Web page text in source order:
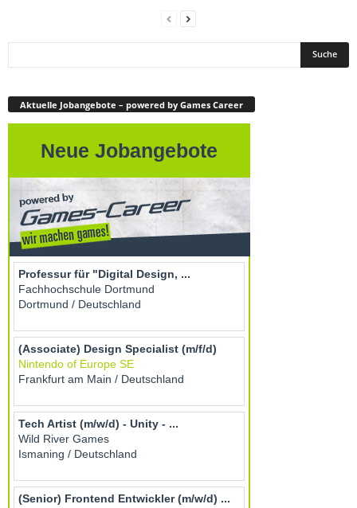
Aktuelle Jobangebote – powered by Games Career